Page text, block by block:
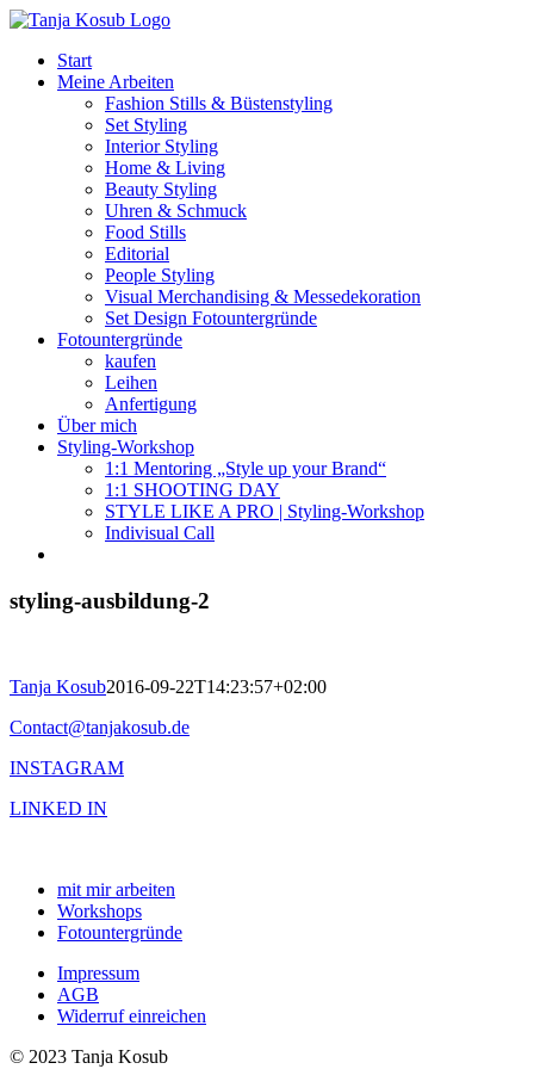
Zum
springenStart
Meine Arbeiten
Fashion Stills & Büstenstyling
Set Styling
Interior Styling
Home & Living
Beauty Styling
Uhren & Schmuck
Food Stills
Editorial
People Styling
Visual Merchandising & Messedekoration
Set Design Fotountergründe
Fotountergründe
kaufen
Leihen
Anfertigung
Über mich
Styling-Workshop
1:1 Mentoring „Style up your Brand“
1:1 SHOOTING DAY
STYLE LIKE A PRO | Styling-Workshop
Indivisual Call
styling-ausbildung-2
Tanja Kosub2016-09-22T14:23:57+02:00
Contact@tanjakosub.de
INSTAGRAM
LINKED IN
mit mir arbeiten
Workshops
Fotountergründe
Impressum
AGB
Widerruf einreichen
© 2023 Tanja Kosub